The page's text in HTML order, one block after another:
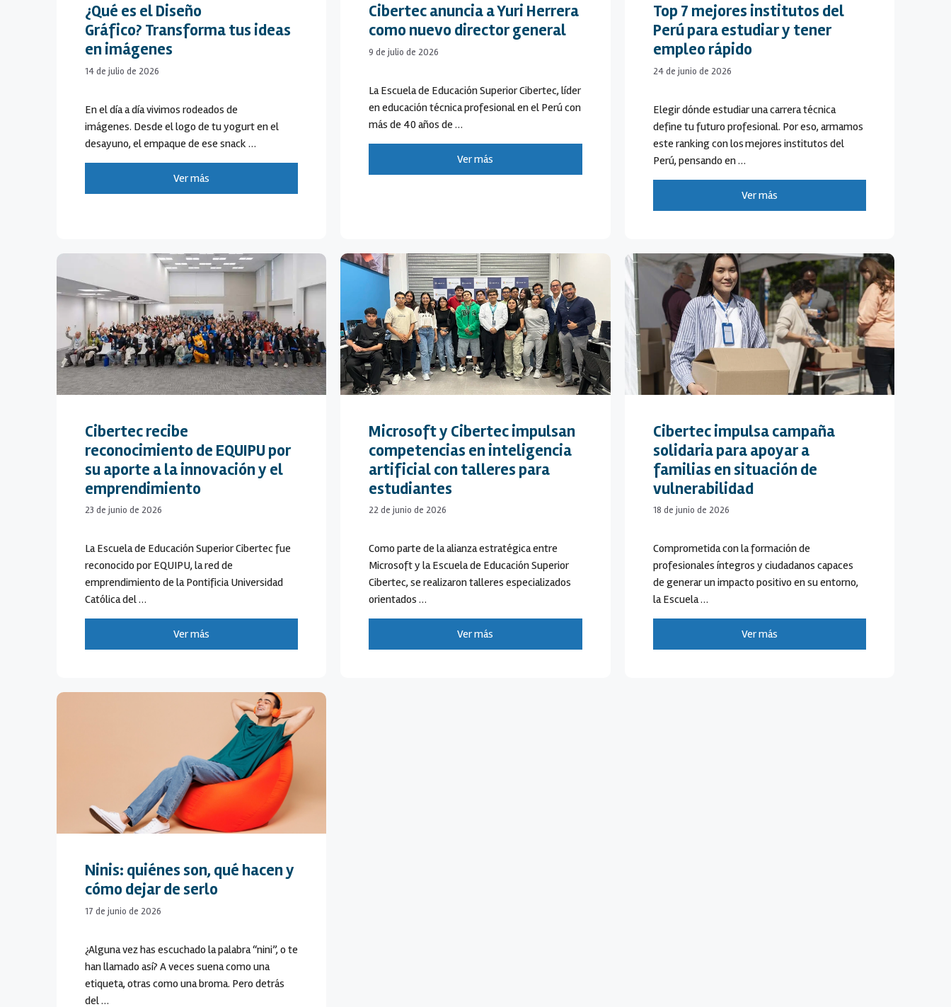
¿Qué es el Diseño
Gráfico? Transforma tus ideas
en imágenes
14 de julio de 2026
En el día a día vivimos rodeados de
imágenes. Desde el logo de tu yogurt en el
desayuno, el empaque de ese snack …
Ver más
Cibertec anuncia a Yuri Herrera
como nuevo director general
9 de julio de 2026
La Escuela de Educación Superior Cibertec, líder
en educación técnica profesional en el Perú con
más de 40 años de …
Ver más
Top 7 mejores institutos del
Perú para estudiar y tener
empleo rápido
24 de junio de 2026
Elegir dónde estudiar una carrera técnica
define tu futuro profesional. Por eso, armamos
este ranking con los mejores institutos del
Perú, pensando en …
Ver más
Cibertec recibe
reconocimiento de EQUIPU por
su aporte a la innovación y el
emprendimiento
23 de junio de 2026
La Escuela de Educación Superior Cibertec fue
reconocido por EQUIPU, la red de
emprendimiento de la Pontificia Universidad
Católica del …
Ver más
Microsoft y Cibertec impulsan
competencias en inteligencia
artificial con talleres para
estudiantes
22 de junio de 2026
Como parte de la alianza estratégica entre
Microsoft y la Escuela de Educación Superior
Cibertec, se realizaron talleres especializados
orientados …
Ver más
Cibertec impulsa campaña
solidaria para apoyar a
familias en situación de
vulnerabilidad
18 de junio de 2026
Comprometida con la formación de
profesionales íntegros y ciudadanos capaces
de generar un impacto positivo en su entorno,
la Escuela …
Ver más
Ninis: quiénes son, qué hacen y
cómo dejar de serlo
17 de junio de 2026
¿Alguna vez has escuchado la palabra “nini”, o te
han llamado así? A veces suena como una
etiqueta, otras como una broma. Pero detrás
del …